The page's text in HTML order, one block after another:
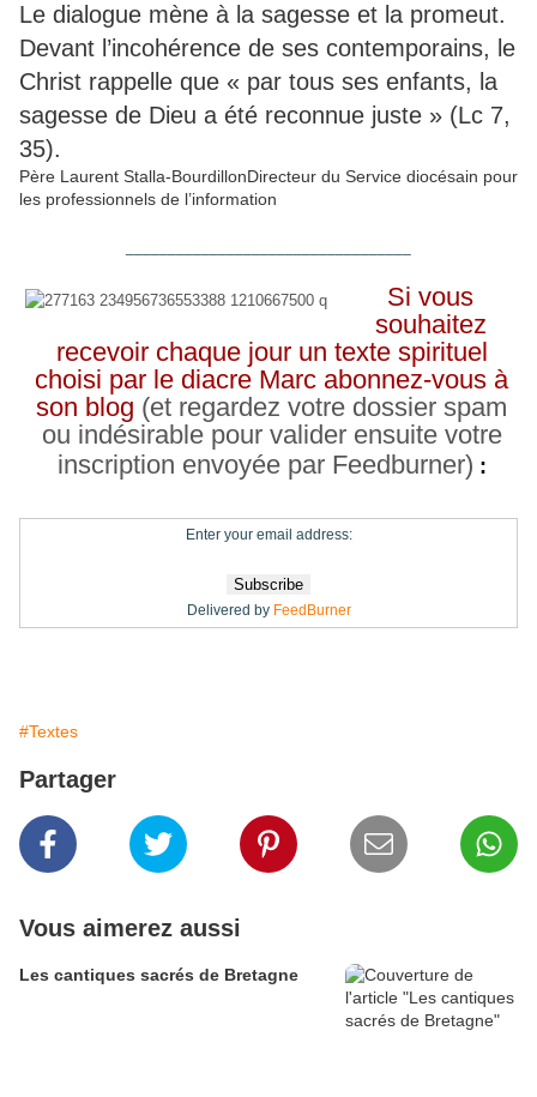
Le dialogue mène à la sagesse et la promeut.
Devant l’incohérence de ses contemporains, le
Christ rappelle que « par tous ses enfants, la
sagesse de Dieu a été reconnue juste » (Lc 7,
35).
Père Laurent Stalla-BourdillonDirecteur du Service diocésain pour
les professionnels de l’information
Si vous
souhaitez
recevoir chaque jour un texte spirituel
choisi par le diacre Marc abonnez-vous à
son blog (et regardez votre dossier spam
ou indésirable pour valider ensuite votre
inscription envoyée par Feedburner) :
Enter your email address:
Delivered by FeedBurner
#Textes
Partager
Vous aimerez aussi
Les cantiques sacrés de Bretagne